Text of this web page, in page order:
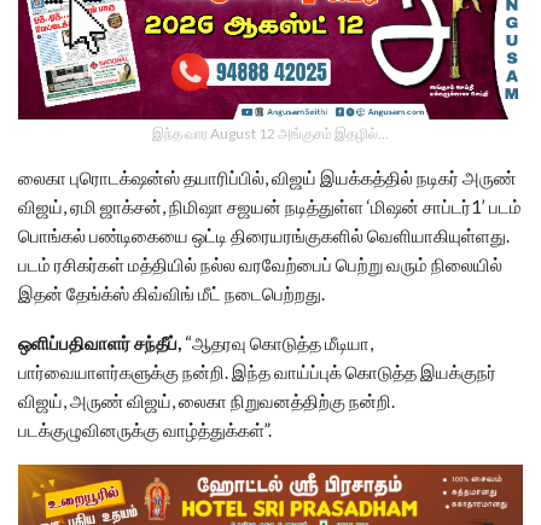
இந்த வார August 12 அங்குசம் இதழில்…
லைகா புரொடக்‌ஷன்ஸ் தயாரிப்பில், விஜய் இயக்கத்தில் நடிகர் அருண்
விஜய், ஏமி ஜாக்சன், நிமிஷா சஜயன் நடித்துள்ள ‘மிஷன் சாப்டர்1’ படம்
பொங்கல் பண்டிகையை ஒட்டி திரையரங்குகளில் வெளியாகியுள்ளது.
படம் ரசிகர்கள் மத்தியில் நல்ல வரவேற்பைப் பெற்று வரும் நிலையில்
இதன் தேங்க்ஸ் கிவ்விங் மீட் நடைபெற்றது.
ஒளிப்பதிவாளர் சந்தீப், “ஆதரவு கொடுத்த மீடியா,
பார்வையாளர்களுக்கு நன்றி. இந்த வாய்ப்புக் கொடுத்த இயக்குநர்
விஜய், அருண் விஜய், லைகா நிறுவனத்திற்கு நன்றி.
படக்குழுவினருக்கு வாழ்த்துக்கள்”.